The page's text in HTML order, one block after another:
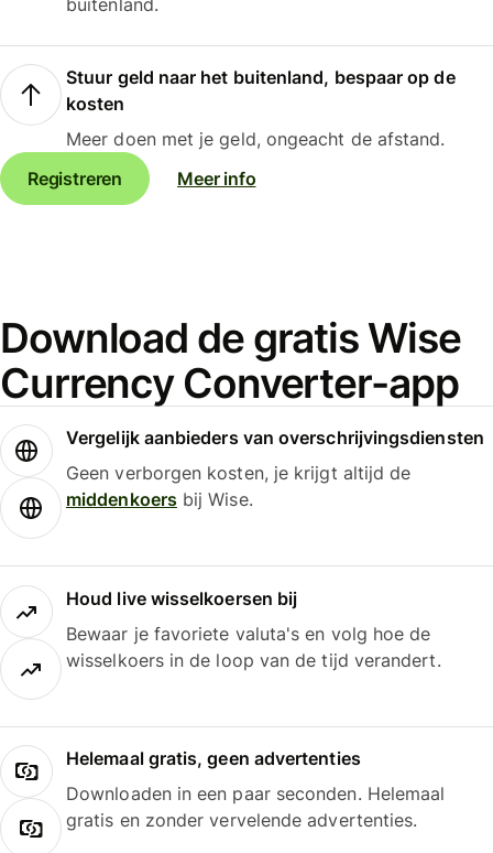
buitenland.
Stuur geld naar het buitenland, bespaar op de
kosten
Meer doen met je geld, ongeacht de afstand.
Registreren
Meer info
Download de gratis Wise
Currency Converter-app
Vergelijk aanbieders van overschrijvingsdiensten
Geen verborgen kosten, je krijgt altijd de
middenkoersbij Wise.
Houd live wisselkoersen bij
Bewaar je favoriete valuta's en volg hoe de
wisselkoers in de loop van de tijd verandert.
Helemaal gratis, geen advertenties
Downloaden in een paar seconden. Helemaal
gratis en zonder vervelende advertenties.